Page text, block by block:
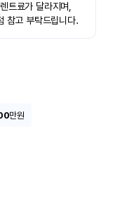
트료가 달라지며,
참고 부탁드립니다.
만원